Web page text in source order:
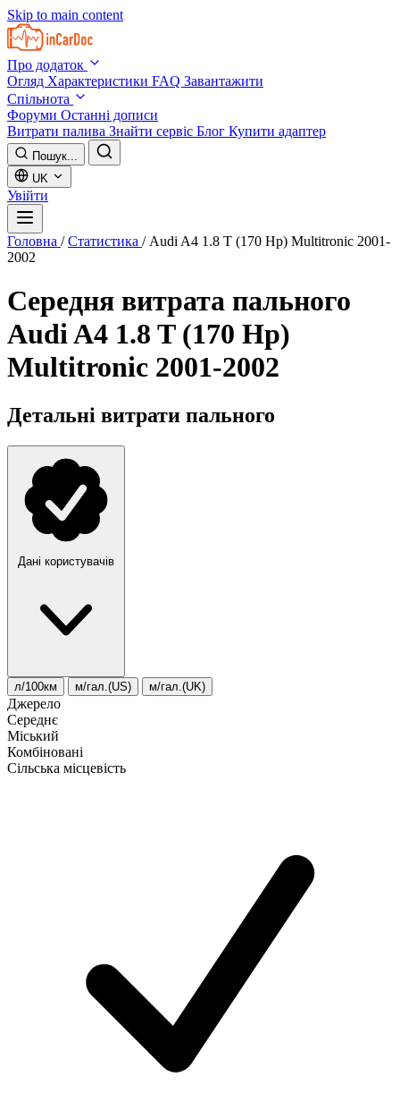
Skip to main content
Про додаток
Огляд Характеристики FAQ Завантажити
Спільнота
Форуми Останні дописи
Витрати палива Знайти сервіс Блог Купити адаптер
Пошук...
UK
Увійти
Головна / Статистика / Audi A4 1.8 T (170 Hp) Multitronic 2001-
2002
Середня витрата пального
Audi A4 1.8 T (170 Hp)
Multitronic 2001-2002
Детальні витрати пального
Дані користувачів
л/100км м/гал.(US) м/гал.(UK)
Джерело
Середнє
Міський
Комбіновані
Сільська місцевість